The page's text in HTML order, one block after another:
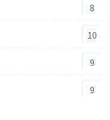
8
10
9
9